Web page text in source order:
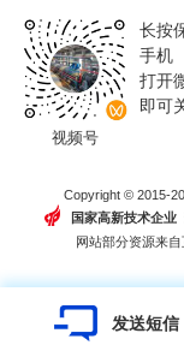
视频号
长按
手机
打开
即可
Copyright © 2015-
国家高新技术企
网站部分资源来
发送短信